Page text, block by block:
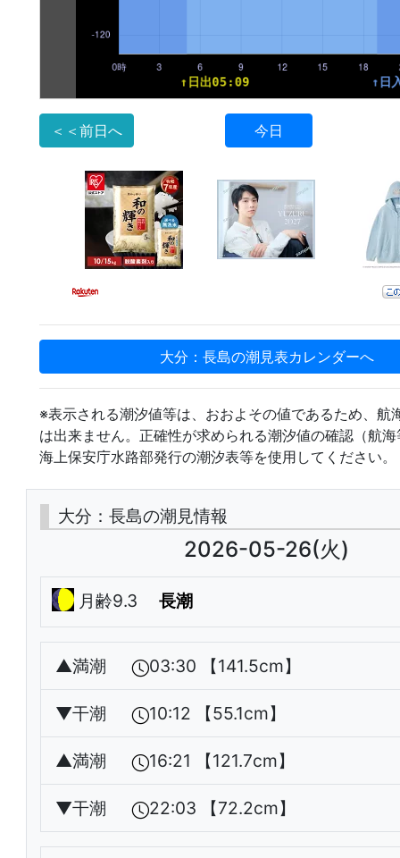
＜＜前日へ 今日
大分：長島の潮見表カレンダーへ
※表示される潮汐値等は、おおよその値であるため、航
は出来ません。正確性が求められる潮汐値の確認（航
海上保安庁水路部発行の潮汐表等を使用してください。
大分：長島の潮見情報
2026-05-26(火)
月齢9.3 長潮
▲満潮 03:30 【141.5cm】
▼干潮 10:12 【55.1cm】
▲満潮 16:21 【121.7cm】
▼干潮 22:03 【72.2cm】